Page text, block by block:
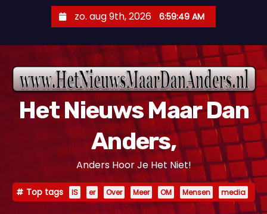
zo. aug 9th, 2026 6:59:51 AM
Het Nieuws Maar Dan
Anders,
Anders Hoor Je Het Niet!
Top tags IS er Over Meer OM Mensen media